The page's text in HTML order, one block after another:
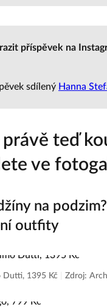
příspěvek na
sdílený Hanna
právě teď
ve
na
outfity
Dutti, 1395 Kč Zdroj: